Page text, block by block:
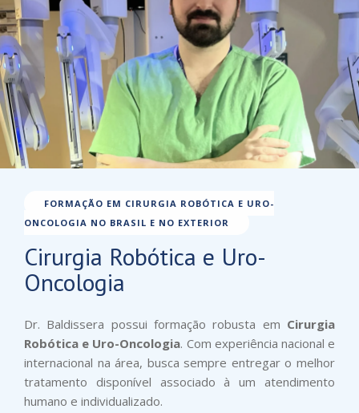
FORMAÇÃO EM CIRURGIA ROBÓTICA E URO-
ONCOLOGIA NO BRASIL E NO EXTERIOR
Cirurgia Robótica e Uro-
Oncologia
Dr. Baldissera possui formação robusta em Cirurgia
Robótica e Uro-Oncologia. Com experiência nacional e
internacional na área, busca sempre entregar o melhor
tratamento disponível associado à um atendimento
humano e individualizado.